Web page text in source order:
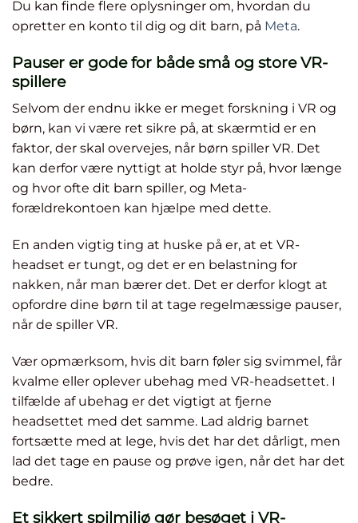
Du kan finde flere oplysninger om, hvordan du
opretter en konto til dig og dit barn, på Meta.
Pauser er gode for både små og store VR-
spillere
Selvom der endnu ikke er meget forskning i VR og
børn, kan vi være ret sikre på, at skærmtid er en
faktor, der skal overvejes, når børn spiller VR. Det
kan derfor være nyttigt at holde styr på, hvor længe
og hvor ofte dit barn spiller, og Meta-
forældrekontoen kan hjælpe med dette.
En anden vigtig ting at huske på er, at et VR-
headset er tungt, og det er en belastning for
nakken, når man bærer det. Det er derfor klogt at
opfordre dine børn til at tage regelmæssige pauser,
når de spiller VR.
Vær opmærksom, hvis dit barn føler sig svimmel, får
kvalme eller oplever ubehag med VR-headsettet. I
tilfælde af ubehag er det vigtigt at fjerne
headsettet med det samme. Lad aldrig barnet
fortsætte med at lege, hvis det har det dårligt, men
lad det tage en pause og prøve igen, når det har det
bedre.
Et sikkert spilmiljø gør besøget i VR-